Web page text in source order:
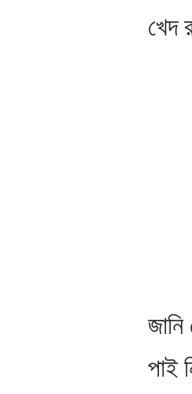
খেদ
কত
কত
কত
খেদ
জানি
পাই